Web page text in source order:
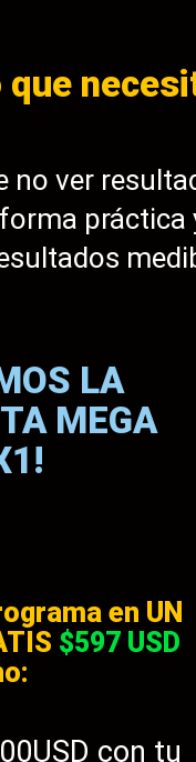
no ver
LA
MEGA
en UN
$597 USD
con tu